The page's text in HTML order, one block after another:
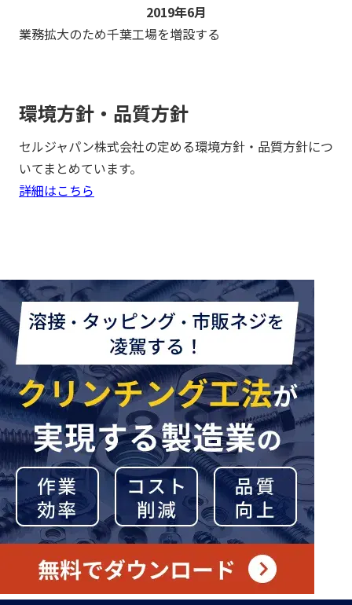
2019年6月
業務拡大のため千葉工場を増設する
環境方針・品質方針
セルジャパン株式会社の定める環境方針・品質方針につ
いてまとめています。
詳細はこちら